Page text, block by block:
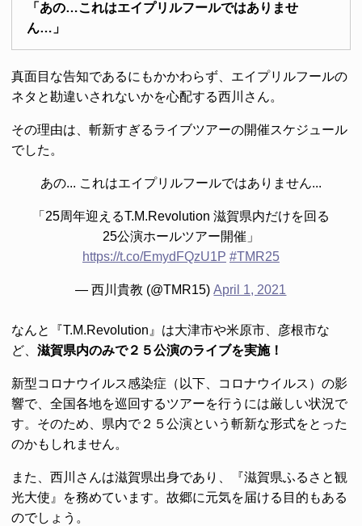
「あの…これはエイプリルフールではありませ
ん…」
真面目な告知であるにもかかわらず、エイプリルフールの
ネタと勘違いされないかを心配する西川さん。
その理由は、斬新すぎるライブツアーの開催スケジュール
でした。
あの... これはエイプリルフールではありません...
「25周年迎えるT.M.Revolution 滋賀県内だけを回る
25公演ホールツアー開催」
https://t.co/EmydFQzU1P #TMR25
— 西川貴教 (@TMR15)April 1, 2021
なんと『T.M.Revolution』は大津市や米原市、彦根市な
ど、 滋賀県内のみで２５公演のライブを実施！
新型コロナウイルス感染症（以下、コロナウイルス）の影
響で、全国各地を巡回するツアーを行うには厳しい状況で
す。そのため、県内で２５公演という斬新な形式をとった
のかもしれません。
また、西川さんは滋賀県出身であり、『滋賀県ふるさと観
光大使』を務めています。故郷に元気を届ける目的もある
のでしょう。